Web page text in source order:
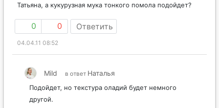
Татьяна, а кукурузная мука тонкого помола подойдет?
0 0 Ответить
04.04.11 08:52
Mild в ответ Наталья
Подойдет, но текстура оладий будет немного
другой.